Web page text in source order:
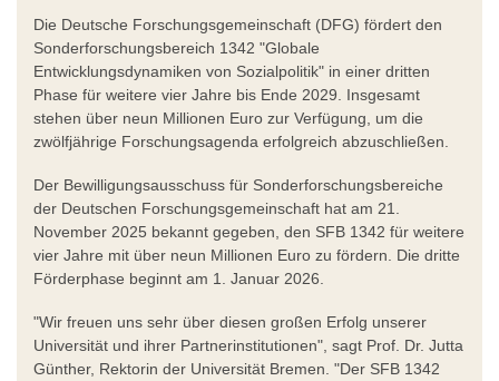
Die Deutsche Forschungsgemeinschaft (DFG) fördert den
Sonderforschungsbereich 1342 "Globale
Entwicklungsdynamiken von Sozialpolitik" in einer dritten
Phase für weitere vier Jahre bis Ende 2029. Insgesamt
stehen über neun Millionen Euro zur Verfügung, um die
zwölfjährige Forschungsagenda erfolgreich abzuschließen.
Der Bewilligungsausschuss für Sonderforschungsbereiche
der Deutschen Forschungsgemeinschaft hat am 21.
November 2025 bekannt gegeben, den SFB 1342 für weitere
vier Jahre mit über neun Millionen Euro zu fördern. Die dritte
Förderphase beginnt am 1. Januar 2026.
"Wir freuen uns sehr über diesen großen Erfolg unserer
Universität und ihrer Partnerinstitutionen", sagt Prof. Dr. Jutta
Günther, Rektorin der Universität Bremen. "Der SFB 1342